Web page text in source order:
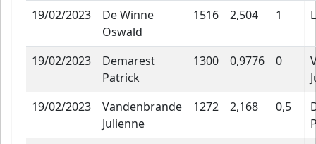
19/02/2023
De Winne
Oswald
1516 2,504 1
19/02/2023
Demarest
Patrick
1300 0,9776 0
19/02/2023
Vandenbrande
Julienne
1272 2,168 0,5